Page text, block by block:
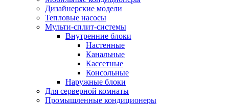
Дизайнерские модели
Тепловые насосы
Мульти-сплит-системы
Внутренние блоки
Настенные
Канальные
Кассетные
Консольные
Наружные блоки
Для серверной комнаты
Промышленные кондиционеры